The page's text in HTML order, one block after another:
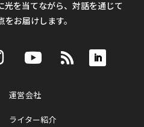
光を当てながら、対話を通じて
お届けします。
運営会社
ライター紹介